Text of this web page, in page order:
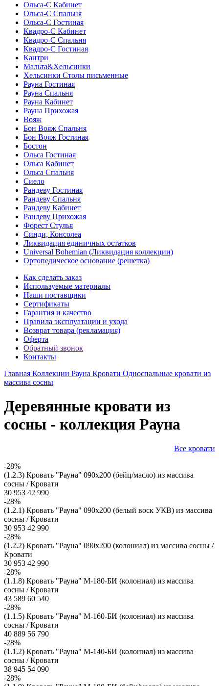
Ольса-С Кабинет
Ольса-С Спальня
Ольса-С Гостиная
Квадро-С Кабинет
Квадро-С Спальня
Квадро-С Гостиная
Кантри
Мальта&Хельсинки
Хельсинки Столы письменные
Рауна Гостиная
Рауна Спальня
Рауна Кабинет
Рауна Прихожая
Вояж
Бон Вояж Спальня
Бон Вояж Гостиная
Бостон
Ольса Гостиная
Ольса Кабинет
Ольса Спальня
Сиело
Рандеву Гостиная
Рандеву Спальня
Рандеву Кабинет
Рандеву Прихожая
Форест Стулья
Синди, Консолеа
Ликвидация единичных остатков
Universal Bohemian (Ликвидация коллекции)
Ортопедическое основание (решетка)
Как сделать заказ
Используемые материалы
Наши поставщики
Сертификаты
Гарантия и качество
Правила эксплуатации и ухода
Возврат товара (рекламация)
Оферта
Обратный звонок
Контакты
Главная Коллекции Рауна Кровати Односпальные кровати из
массива сосны
Деревянные кровати из
сосны - коллекция Рауна
Все кровати
-28%
(1.2.3) Кровать "Рауна" 090x200 (бейц/масло) из массива
сосны / Кровати
30 953 42 990
-28%
(1.2.1) Кровать "Рауна" 090x200 (белый воск УКВ) из массива
сосны / Кровати
30 953 42 990
-28%
(1.2.2) Кровать "Рауна" 090x200 (колониал) из массива сосны /
Кровати
30 953 42 990
-28%
(1.1.8) Кровать "Рауна" М-180-БИ (колониал) из массива
сосны / Кровати
43 589 60 540
-28%
(1.1.5) Кровать "Рауна" М-160-БИ (колониал) из массива
сосны / Кровати
40 889 56 790
-28%
(1.1.2) Кровать "Рауна" М-140-БИ (колониал) из массива
сосны / Кровати
38 945 54 090
-28%